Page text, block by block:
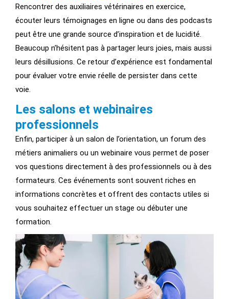
Rencontrer des auxiliaires vétérinaires en exercice,
écouter leurs témoignages en ligne ou dans des podcasts
peut être une grande source d’inspiration et de lucidité.
Beaucoup n’hésitent pas à partager leurs joies, mais aussi
leurs désillusions. Ce retour d’expérience est fondamental
pour évaluer votre envie réelle de persister dans cette
voie.
Les salons et webinaires
professionnels
Enfin, participer à un salon de l’orientation, un forum des
métiers animaliers ou un webinaire vous permet de poser
vos questions directement à des professionnels ou à des
formateurs. Ces événements sont souvent riches en
informations concrètes et offrent des contacts utiles si
vous souhaitez effectuer un stage ou débuter une
formation.